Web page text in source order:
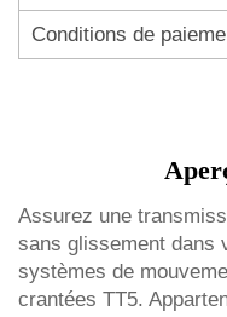
Conditions de
Assurez une
sans glissement dans
systèmes de
crantées TT5.